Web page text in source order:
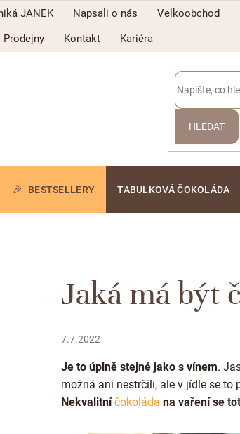
JANEK Napsali o nás Velkoobchod
Prodejny Kontakt Kariéra
HLEDAT
BESTSELLERY TABULKOVÁ ČOKOLÁDA
Jaká má být
7.7.2022
Je to úplně stejné jako s vínem.
možná ani nestrčili, ale v jídle se to
Nekvalitníčokoláda na vaření se